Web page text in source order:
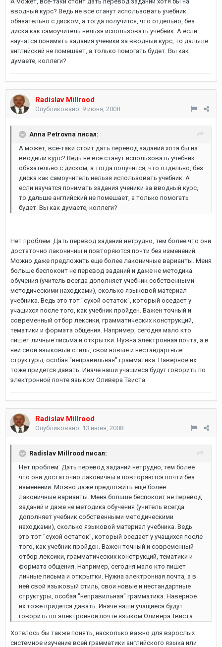
вводный курс? Ведь не все станут использовать учебник
обязательно с диском, а тогда получится, что отдельно, без
диска как самоучитель нельзя использовать учебник. А если
научатся понимать задания ученики за вводный курс, то дальше
английский не помешает, а только помогать будет. Вы как
думаете, коллеги?
Radislav Millrood
Опубликовано: 9 июня, 2008
Anna Petrovna писал:
А может, все-таки стоит дать перевод заданий хотя бы на
вводный курс? Ведь не все станут использовать учебник
обязательно с диском, а тогда получится, что отдельно, без
диска как самоучитель нельзя использовать учебник. А
если научатся понимать задания ученики за вводный курс,
то дальше английский не помешает, а только помогать
будет. Вы как думаете, коллеги?
Нет проблем. Дать перевод заданий нетрудно, тем более что они
достаточно лаконичны и повторяются почти без изменений.
Можно даже предложить еще более лаконичные варианты. Меня
больше беспокоит не перевод заданий и даже не методика
обучения (учитель всегда дополняет учебник собственными
методическими находками), сколько языковой материал
учебника. Ведь это тот "сухой остаток", который оседает у
учащихся после того, как учебник пройден. Важен точный и
современный отбор лексики, грамматических конструкций,
тематики и формата общения. Например, сегодня мало кто
пишет личные письма и открытки. Нужна электронная почта, а в
ней свой языковый стиль, свои новые и нестандартные
структуры, особая "неправильная" грамматика. Наверное их
тоже придется давать. Иначе наши учащиеся будут говорить по
электронной почте языком Оливера Твиста.
Radislav Millrood
Опубликовано: 13 июня, 2008
Radislav Millrood писал:
Нет проблем. Дать перевод заданий нетрудно, тем более
что они достаточно лаконичны и повторяются почти без
изменений. Можно даже предложить еще более
лаконичные варианты. Меня больше беспокоит не перевод
заданий и даже не методика обучения (учитель всегда
дополняет учебник собственными методическими
находками), сколько языковой материал учебника. Ведь
это тот "сухой остаток", который оседает у учащихся после
того, как учебник пройден. Важен точный и современный
отбор лексики, грамматических конструкций, тематики и
формата общения. Например, сегодня мало кто пишет
личные письма и открытки. Нужна электронная почта, а в
ней свой языковый стиль, свои новые и нестандартные
структуры, особая "неправильная" грамматика. Наверное
их тоже придется давать. Иначе наши учащиеся будут
говорить по электронной почте языком Оливера Твиста.
Хотелось бы также понять, насколько важно для взрослых
системное изучение всей грамматики английского языка или